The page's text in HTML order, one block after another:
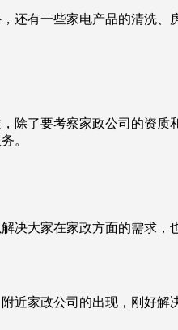
有一些家电产品的清洗、
了要考察家政公司的资质
。
大家在家政方面的需求，
家政公司的出现，刚好解